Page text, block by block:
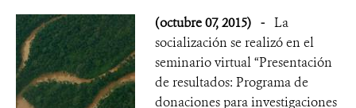
(octubre 07, 2015) - La
socialización se realizó en el
seminario virtual “Presentación
de resultados: Programa de
donaciones para investigaciones